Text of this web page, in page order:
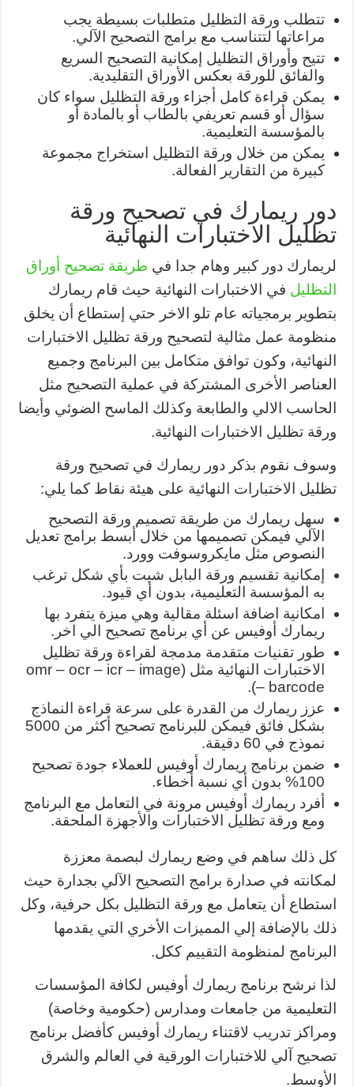
تتطلب ورقة التظليل متطلبات بسيطة يجب
مراعاتها لتتناسب مع برامج التصحيح الآلي.
تتيح وأوراق التظليل إمكانية التصحيح السريع
والفائق للورقة بعكس الأوراق التقليدية.
يمكن قراءة كامل أجزاء ورقة التظليل سواء كان
سؤال أو قسم تعريفي بالطاب أو بالمادة أو
بالمؤسسة التعليمية.
يمكن من خلال ورقة التظليل استخراج مجموعة
كبيرة من التقارير الفعالة.
دور ريمارك في تصحيح ورقة
تظليل الاختبارات النهائية
لريمارك دور كبير وهام جدا في طريقة تصحيح أوراق
التظليل في الاختبارات النهائية حيث قام ريمارك
بتطوير برمجياته عام تلو الاخر حتي إستطاع أن يخلق
منظومة عمل مثالية لتصحيح ورقة تظليل الاختبارات
النهائية، وكون توافق متكامل بين البرنامج وجميع
العناصر الأخرى المشتركة في عملية التصحيح مثل
الحاسب الالي والطابعة وكذلك الماسح الضوئي وأيضا
ورقة تظليل الاختبارات النهائية.
وسوف نقوم بذكر دور ريمارك في تصحيح ورقة
تظليل الاختبارات النهائية على هيئة نقاط كما يلي:
سهل ريمارك من طريقة تصميم ورقة التصحيح
الآلي فيمكن تصميمها من خلال أبسط برامج تعديل
النصوص مثل مايكروسوفت وورد.
إمكانية تقسيم ورقة البابل شيت بأي شكل ترغب
به المؤسسة التعليمية، بدون أي قيود.
امكانية اضافة اسئلة مقالية وهي ميزة يتفرد بها
ريمارك أوفيس عن أي برنامج تصحيح الي اخر.
طور تقنيات متقدمة مدمجة لقراءة ورقة تظليل
الاختبارات النهائية مثل (omr – ocr – icr – image
– barcode).
عزز ريمارك من القدرة على سرعة قراءة النماذج
بشكل فائق فيمكن للبرنامج تصحيح أكثر من 5000
نموذج في 60 دقيقة.
ضمن برنامج ريمارك أوفيس للعملاء جودة تصحيح
100% بدون أي نسبة أخطاء.
أفرد ريمارك أوفيس مرونة في التعامل مع البرنامج
ومع ورقة تظليل الاختبارات والأجهزة الملحقة.
كل ذلك ساهم في وضع ريمارك لبصمة معززة
لمكانته في صدارة برامج التصحيح الآلي بجدارة حيث
استطاع أن يتعامل مع ورقة التظليل بكل حرفية، وكل
ذلك بالإضافة إلي المميزات الأخري التي يقدمها
البرنامج لمنظومة التقييم ككل.
لذا نرشح برنامج ريمارك أوفيس لكافة المؤسسات
التعليمية من جامعات ومدارس (حكومية وخاصة)
ومراكز تدريب لاقتناء ريمارك أوفيس كأفضل برنامج
تصحيح آلي للاختبارات الورقية في العالم والشرق
الأوسط.